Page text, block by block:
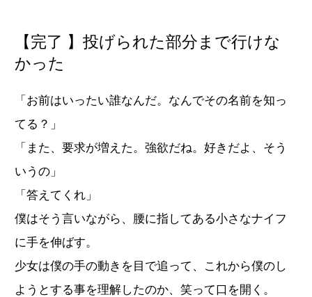
【完了 】投げられた部分まで行けな
かった
「お前はいったい誰なんだ。なんでその名前を知っ
てる？」
「また、要求が増えた。強欲だね。好きだよ、そう
いうの」
「答えてくれ」
僕はそう言いながら、腰に指してある小さなナイフ
に手を伸ばす。
少女は僕の手の動きを目で追って、これから僕のし
ようとする事を理解したのか、笑って口を開く。